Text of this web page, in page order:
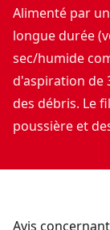
Alimenté par
longue durée
sec/humide
d'aspiration de
des débris. Le
poussière et
Avis